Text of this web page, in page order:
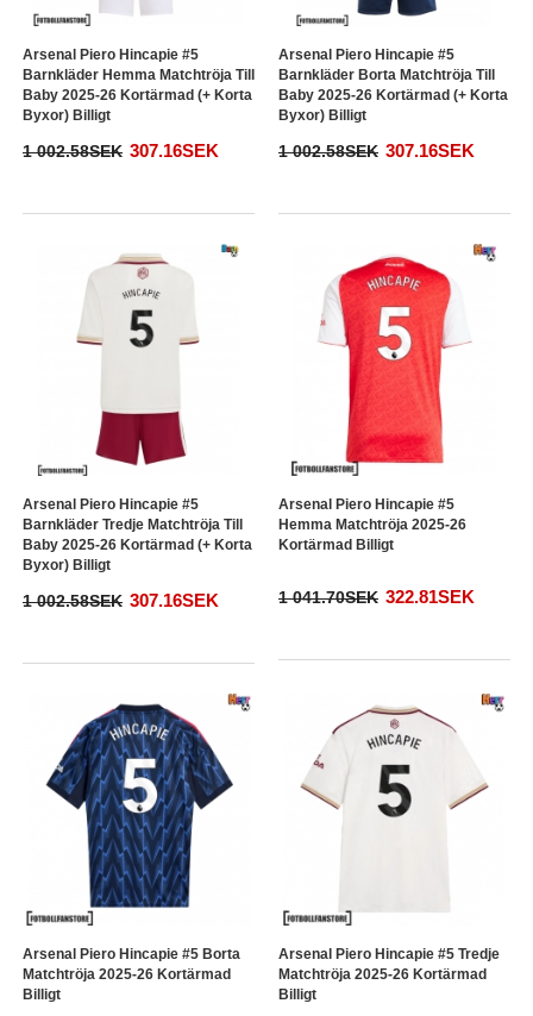
Arsenal Piero Hincapie #5
Barnkläder Hemma Matchtröja Till
Baby 2025-26 Kortärmad (+ Korta
Byxor) Billigt
1 002.58SEK 307.16SEK
Arsenal Piero Hincapie #5
Barnkläder Borta Matchtröja Till
Baby 2025-26 Kortärmad (+ Korta
Byxor) Billigt
1 002.58SEK 307.16SEK
Arsenal Piero Hincapie #5
Barnkläder Tredje Matchtröja Till
Baby 2025-26 Kortärmad (+ Korta
Byxor) Billigt
1 002.58SEK 307.16SEK
Arsenal Piero Hincapie #5
Hemma Matchtröja 2025-26
Kortärmad Billigt
1 041.70SEK 322.81SEK
Arsenal Piero Hincapie #5 Borta
Matchtröja 2025-26 Kortärmad
Billigt
Arsenal Piero Hincapie #5 Tredje
Matchtröja 2025-26 Kortärmad
Billigt